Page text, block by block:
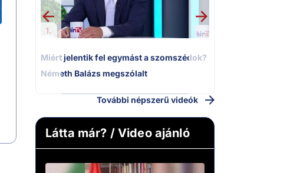
1.
Miért jelentik fel egymást a szomszédok?
Németh Balázs megszólalt
További népszerű videók
Látta már? / Video ajánló